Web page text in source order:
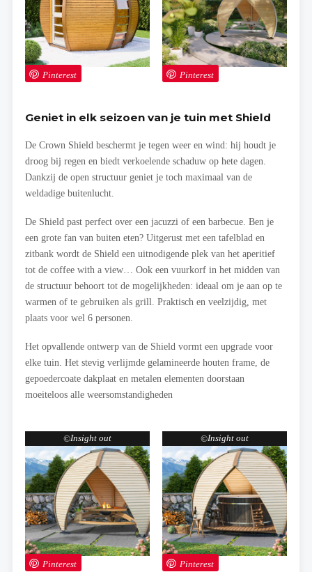
Pinterest Pinterest
Geniet in elk seizoen van je tuin met Shield
De Crown Shield beschermt je tegen weer en wind: hij houdt je
droog bij regen en biedt verkoelende schaduw op hete dagen.
Dankzij de open structuur geniet je toch maximaal van de
weldadige buitenlucht.
De Shield past perfect over een jacuzzi of een barbecue. Ben je
een grote fan van buiten eten? Uitgerust met een tafelblad en
zitbank wordt de Shield een uitnodigende plek van het aperitief
tot de coffee with a view… Ook een vuurkorf in het midden van
de structuur behoort tot de mogelijkheden: ideaal om je aan op te
warmen of te gebruiken als grill. Praktisch en veelzijdig, met
plaats voor wel 6 personen.
Het opvallende ontwerp van de Shield vormt een upgrade voor
elke tuin. Het stevig verlijmde gelamineerde houten frame, de
gepoedercoate dakplaat en metalen elementen doorstaan
moeiteloos alle weersomstandigheden
Insight out
Pinterest
Insight out
Pinterest